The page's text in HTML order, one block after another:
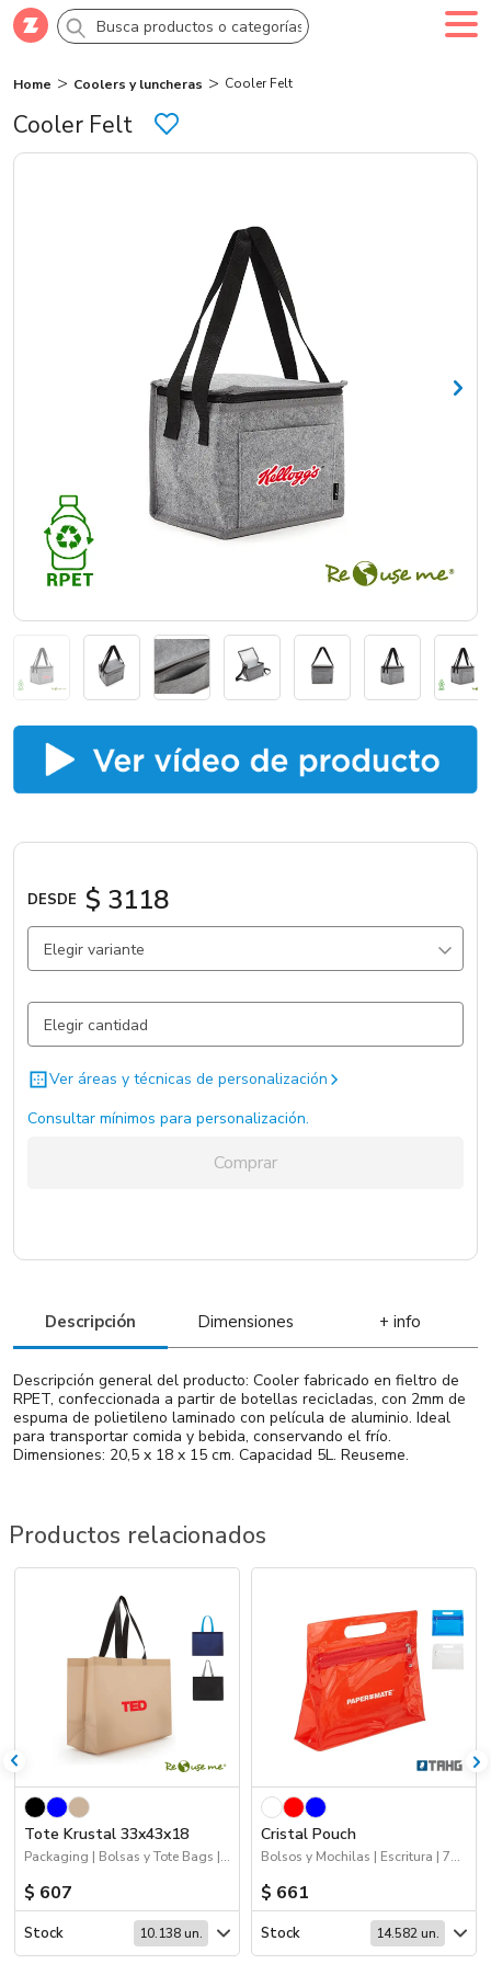
Comprar Crea tu cuenta
Categorías
Catálogos
Sé partner
Cooler Felt
Home Coolers y luncheras Cooler Felt
DESDE $ 3118
Elegir variante
Gris Claro / Gris Claro / . 13.243 un.
Ver áreas y técnicas de personalización
Consultar mínimos para personalización.
Comprar
Descripción Dimensiones + info
Descripción general del producto: Cooler fabricado en fieltro de
RPET, confeccionada a partir de botellas recicladas, con 2mm de
espuma de polietileno laminado con película de aluminio. Ideal
para transportar comida y bebida, conservando el frío.
Dimensiones: 20,5 x 18 x 15 cm. Capacidad 5L. Reuseme.
Productos relacionados
Tote Krustal 33x43x18
Packaging | Bolsas y Tote Bags | Sustentables | 70%OFF Bolsos y Mochilas
$ 607
Stock 10.138 un.
Cristal Pouch
Bolsos y Mochilas | Escritura | 70%OFF Bolsos y Mochilas | Deporte | Viajes
$ 661
Stock 14.582 un.